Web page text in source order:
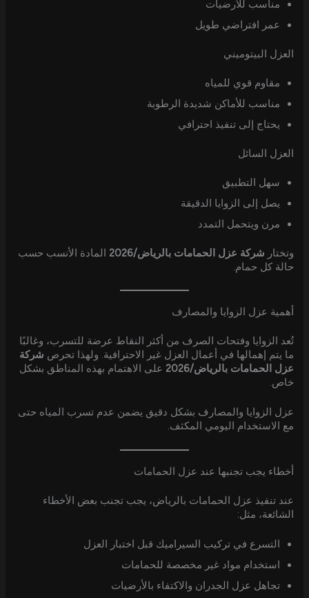
مناسب للأرضيات
عمر افتراضي طويل
العزل البيتوميني
مقاوم قوي للمياه
مناسب للأماكن شديدة الرطوبة
يحتاج إلى تنفيذ احترافي
العزل السائل
سهل التطبيق
يصل إلى الزوايا الدقيقة
مرن ويتحمل التمدد
وتختار شركة عزل الحمامات بالرياض/2026
المادة الأنسب حسب
حالة كل حمام.
أهمية عزل الزوايا والمصارف
تُعد الزوايا وفتحات الصرف من أكثر النقاط عرضة للتسرب، وغالبًا
ما يتم إهمالها في أعمال العزل غير الاحترافية. ولهذا تحرص شركة
عزل الحمامات بالرياض/2026
على الاهتمام بهذه المناطق بشكل
خاص.
عزل الزوايا والمصارف بشكل دقيق يضمن عدم تسرب المياه حتى
مع الاستخدام اليومي المكثف.
أخطاء يجب تجنبها عند عزل الحمامات
عند تنفيذ عزل الحمامات بالرياض، يجب تجنب بعض الأخطاء
الشائعة، مثل:
التسرع في تركيب السيراميك قبل اختبار العزل
استخدام مواد غير مخصصة للحمامات
تجاهل عزل الجدران والاكتفاء بالأرضيات